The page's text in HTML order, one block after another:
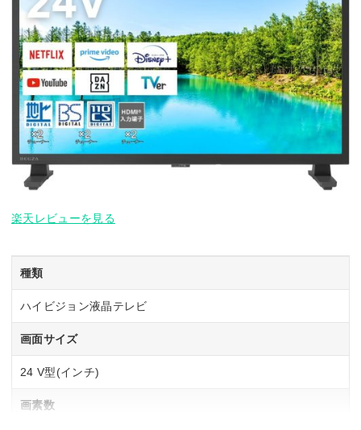
楽天レビューを見る
種類
ハイビジョン液晶テレビ
画面サイズ
24 V型(インチ)
画素数